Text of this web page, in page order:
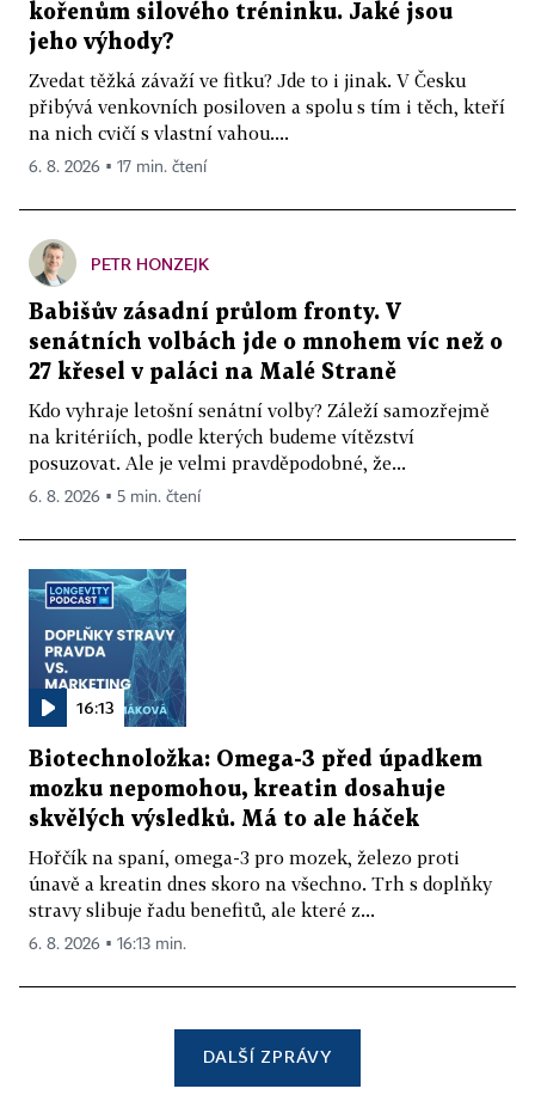
kořenům silového tréninku. Jaké jsou
jeho výhody?
Zvedat těžká závaží ve fitku? Jde to i jinak. V Česku
přibývá venkovních posiloven a spolu s tím i těch, kteří
na nich cvičí s vlastní vahou....
6. 8. 2026 ▪ 17 min. čtení
PETR HONZEJK
Babišův zásadní průlom fronty. V
senátních volbách jde o mnohem víc než o
27 křesel v paláci na Malé Straně
Kdo vyhraje letošní senátní volby? Záleží samozřejmě
na kritériích, podle kterých budeme vítězství
posuzovat. Ale je velmi pravděpodobné, že...
6. 8. 2026 ▪ 5 min. čtení
16:13
Biotechnoložka: Omega-3 před úpadkem
mozku nepomohou, kreatin dosahuje
skvělých výsledků. Má to ale háček
Hořčík na spaní, omega-3 pro mozek, železo proti
únavě a kreatin dnes skoro na všechno. Trh s doplňky
stravy slibuje řadu benefitů, ale které z...
6. 8. 2026 ▪ 16:13 min.
DALŠÍ ZPRÁVY